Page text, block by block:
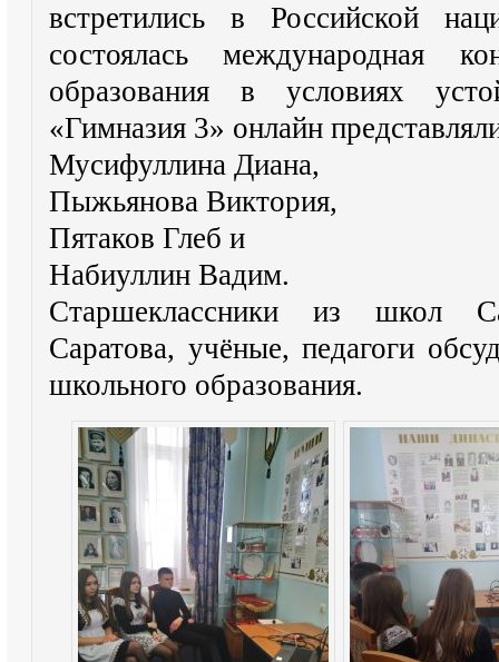
встретились в Российской
состоялась международная
образования в условиях
«Гимназия 3» онлайн
Мусифуллина Диана,
Пыжьянова Виктория,
Пятаков Глеб и
Набиуллин Вадим.
Старшеклассники из школ
Саратова, учёные, педагоги
школьного образования.